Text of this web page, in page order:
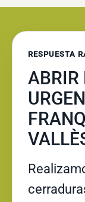
RESPUESTA
ABRIR